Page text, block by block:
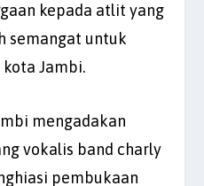
kepada atlit yang
semangat untuk
Jambi.
mengadakan
vokalis band charly
pembukaan